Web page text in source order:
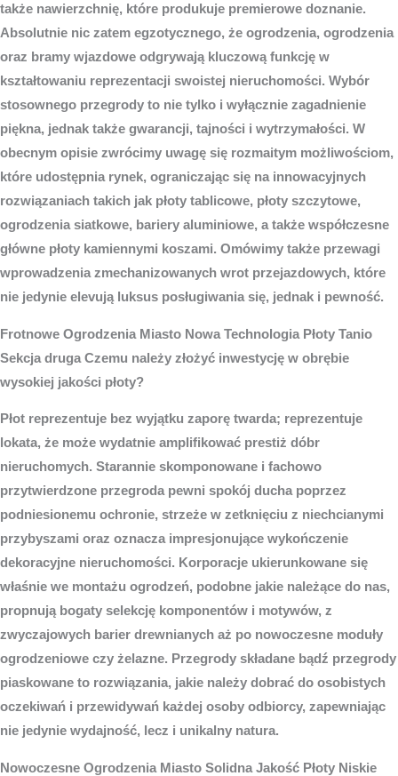
także nawierzchnię, które produkuje premierowe doznanie.
Absolutnie nic zatem egzotycznego, że ogrodzenia, ogrodzenia
oraz bramy wjazdowe odgrywają kluczową funkcję w
kształtowaniu reprezentacji swoistej nieruchomości. Wybór
stosownego przegrody to nie tylko i wyłącznie zagadnienie
piękna, jednak także gwarancji, tajności i wytrzymałości. W
obecnym opisie zwrócimy uwagę się rozmaitym możliwościom,
które udostępnia rynek, ograniczając się na innowacyjnych
rozwiązaniach takich jak płoty tablicowe, płoty szczytowe,
ogrodzenia siatkowe, bariery aluminiowe, a także współczesne
główne płoty kamiennymi koszami. Omówimy także przewagi
wprowadzenia zmechanizowanych wrot przejazdowych, które
nie jedynie elevują luksus posługiwania się, jednak i pewność.
Frotnowe Ogrodzenia Miasto Nowa Technologia Płoty Tanio
Sekcja druga Czemu należy złożyć inwestycję w obrębie
wysokiej jakości płoty?
Płot reprezentuje bez wyjątku zaporę twarda; reprezentuje
lokata, że może wydatnie amplifikować prestiż dóbr
nieruchomych. Starannie skomponowane i fachowo
przytwierdzone przegroda pewni spokój ducha poprzez
podniesionemu ochronie, strzeże w zetknięciu z niechcianymi
przybyszami oraz oznacza impresjonujące wykończenie
dekoracyjne nieruchomości. Korporacje ukierunkowane się
właśnie we montażu ogrodzeń, podobne jakie należące do nas,
propnują bogaty selekcję komponentów i motywów, z
zwyczajowych barier drewnianych aż po nowoczesne moduły
ogrodzeniowe czy żelazne. Przegrody składane bądź przegrody
piaskowane to rozwiązania, jakie należy dobrać do osobistych
oczekiwań i przewidywań każdej osoby odbiorcy, zapewniając
nie jedynie wydajność, lecz i unikalny natura.
Nowoczesne Ogrodzenia Miasto Solidna Jakość Płoty Niskie